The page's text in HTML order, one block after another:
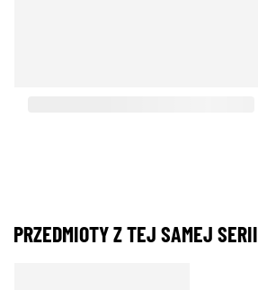
PRZEDMIOTY Z TEJ SAMEJ SERII